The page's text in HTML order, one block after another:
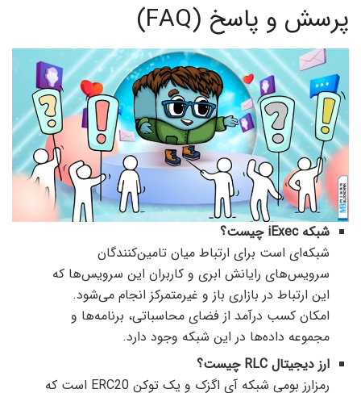
پرسش و پاسخ (FAQ)
شبکه iExec چیست؟
شبکه‌ای است برای ارتباط میان تامین‌کنندگان
سرویس‌های رایانش ابری و کاربران این سرویس‌ها که
این ارتباط در بازاری باز و غیرمتمرکز انجام می‌شود.
امکان کسب درآمد از فضای محاسباتی، برنامه‌ها و
مجموعه داده‌ها در این شبکه وجود دارد.
ارز دیجیتال RLC چیست؟
رمزارز بومی شبکه آی اگزک و یک توکن ERC20 است که